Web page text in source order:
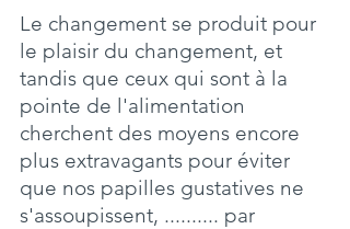
Le changement se produit pour
le plaisir du changement, et
tandis que ceux qui sont à la
pointe de l'alimentation
cherchent des moyens encore
plus extravagants pour éviter
que nos papilles gustatives ne
s'assoupissent, .......... par